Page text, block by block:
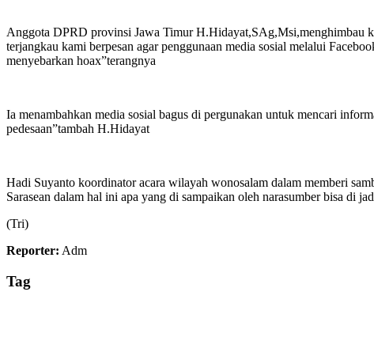
Anggota DPRD provinsi Jawa Timur H.Hidayat,SAg,Msi,menghimbau
terjangkau kami berpesan agar penggunaan media sosial melalui
menyebarkan hoax”terangnya
Ia menambahkan media sosial bagus di pergunakan untuk mencari
pedesaan”tambah H.Hidayat
Hadi Suyanto koordinator acara wilayah wonosalam dalam memberi
Sarasean dalam hal ini apa yang di sampaikan oleh narasumber bisa di
(Tri)
Reporter: Adm
Tag